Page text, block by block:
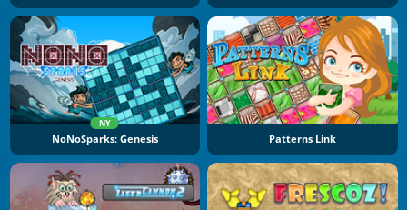
NY
NoNoSparks: Genesis Patterns Link